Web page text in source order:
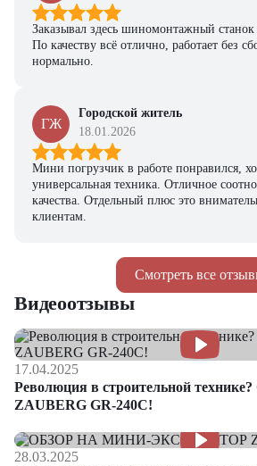
Смотреть все
Заказывал здесь шиномонтажный станок
По качеству всё отлично, работает без
нормально.
ГЖ
Городской житель
18.01.2026
Мини погрузчик в работе понравился,
универсальная техника. Отличное
качества. Отдельный плюс это
клиентам.
Видеоотзывы
17.04.2025
Революция в строительной технике?
ZAUBERG GR-240C!
28.03.2025